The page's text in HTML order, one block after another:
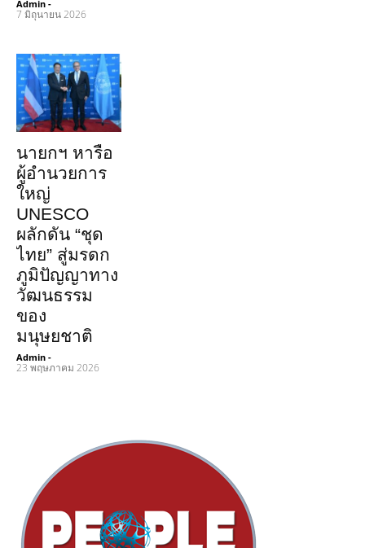
Admin -
7 มิถุนายน 2026
นายกฯ หารือ
ผู้อำนวยการ
ใหญ่
UNESCO
ผลักดัน “ชุด
ไทย” สู่มรดก
ภูมิปัญญาทาง
วัฒนธรรม
ของ
มนุษยชาติ
Admin -
23 พฤษภาคม 2026